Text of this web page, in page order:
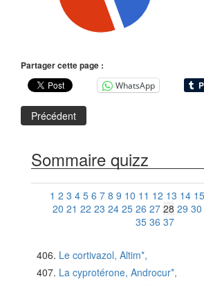
Partager cette page :
WhatsApp
Précédent
Sommaire quizz
1 2 3 4 5 6 7 8 9 10 11 12 13 14 15
20 21 22 23 24 25 26 27 28 29 30
35 36 37
Le cortivazol, Altim*,
La cyprotérone, Androcur*,